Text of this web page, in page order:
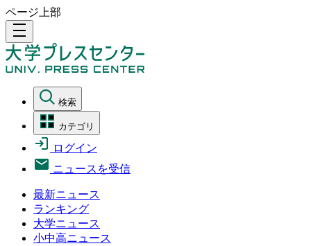
ページ上部
density_medium
検索
カテゴリ
ログイン
ニュースを受信
最新ニュース
ランキング
大学ニュース
小中高ニュース